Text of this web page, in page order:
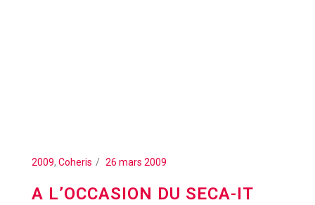
2009, Coheris 26 mars 2009
A L’OCCASION DU SECA-IT